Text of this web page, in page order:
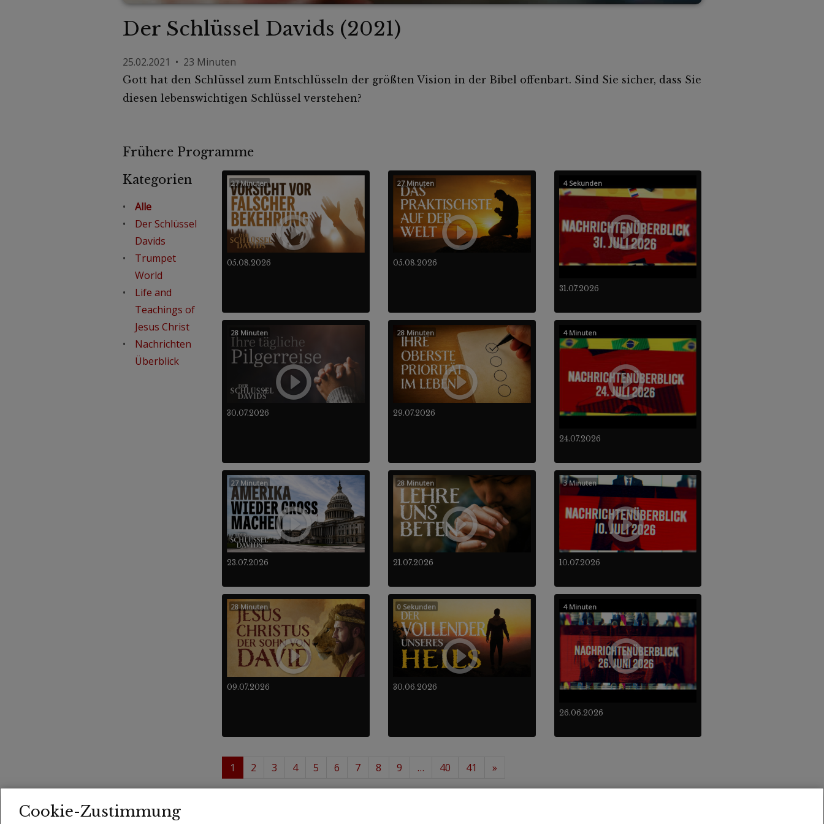
Der Schlüssel Davids (2021)
25.02.2021 • 23 Minuten
Gott hat den Schlüssel zum Entschlüsseln der größten Vision in der Bibel offenbart. Sind Sie sicher, dass Sie
diesen lebenswichtigen Schlüssel verstehen?
Frühere Programme
Kategorien
Alle
Der Schlüssel
Davids
Trumpet
World
Life and
Teachings of
Jesus Christ
Nachrichten
Überblick
05.08.2026
27 Minuten
05.08.2026
27 Minuten
31.07.2026
4 Sekunden
30.07.2026
28 Minuten
29.07.2026
28 Minuten
24.07.2026
4 Minuten
23.07.2026
27 Minuten
21.07.2026
28 Minuten
10.07.2026
3 Minuten
09.07.2026
28 Minuten
30.06.2026
0 Sekunden
26.06.2026
4 Minuten
1 2 3 4 5 6 7 8 9 … 40 41
»
Cookie-Zustimmung